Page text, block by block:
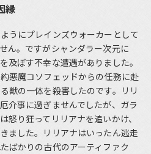
縁
うにプレインズウォーカーとして
ん。ですがシャンダラー次元に
及ぼす不幸な遭遇がありました。
悪魔コソフェッドからの任務に赴
獣の一体を殺害したのです。リリ
介事に過ぎませんでしたが、ガラ
怒り狂ってリリアナを追いかけ、
ました。リリアナはいったん逃走
ばかりの古代のアーティファク